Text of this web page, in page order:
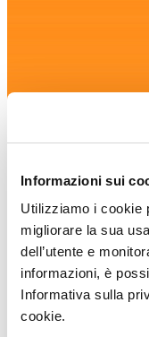
Informazioni sui
Utilizziamo i cookie
migliorare la sua
dell’utente e
informazioni, è
Informativa sulla
cookie.